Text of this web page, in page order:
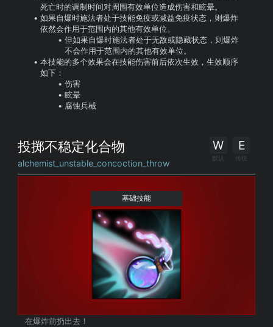
死亡时的调制时间对周围有效单位造成伤害和眩晕。
如果自爆时施法者处于技能免疫或减益免疫状态，则爆炸
依然会作用于范围内的其他有效单位。
但如果自爆时施法者处于无敌或隐藏状态，则爆炸
不会作用于范围内的其他有效单位。
本技能的多个效果会在技能伤害前后依次生效，生效顺序
如下：
伤害
眩晕
腐蚀兵械
投掷不稳定化合物
alchemist_unstable_concoction_throw
E
传统
W
默认
基础技能
在爆炸前扔出去！